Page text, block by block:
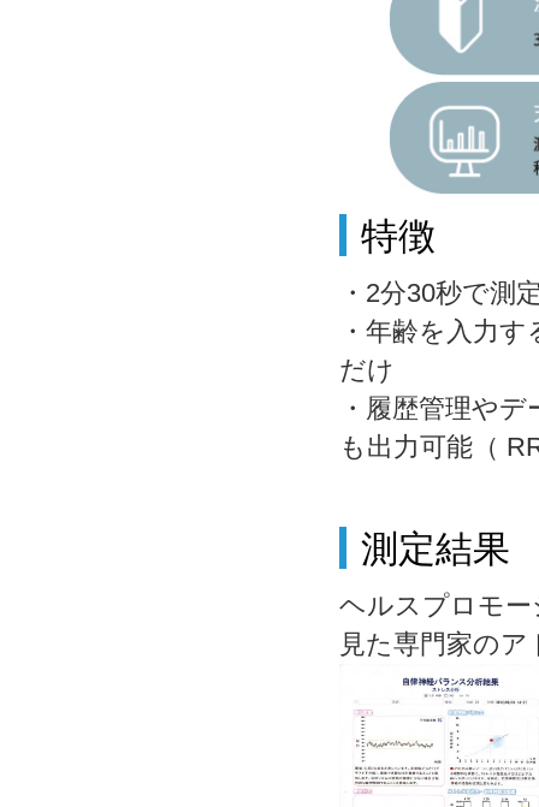
特徴
・2分30秒で測
・年齢を入力
だけ
・履歴管理や
も出力可能（
測定結果
ヘルスプロモ
見た専門家の